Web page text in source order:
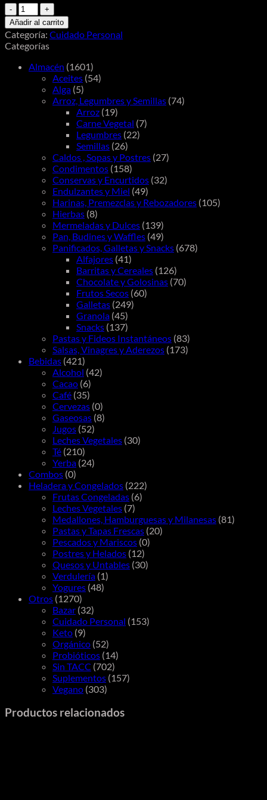
Sri
Sri
Sudanta
Pasta
Dental
en
Gel
cantidad
Añadir al carrito
Categoría: Cuidado Personal
Categorías
Almacén (1601)
Aceites (54)
Alga (5)
Arroz, Legumbres y Semillas (74)
Arroz (19)
Carne Vegetal (7)
Legumbres (22)
Semillas (26)
Caldos , Sopas y Postres (27)
Condimentos (158)
Conservas y Encurtidos (32)
Endulzantes y Miel (49)
Harinas, Premezclas y Rebozadores (105)
Hierbas (8)
Mermeladas y Dulces (139)
Pan, Budines y Waffles (49)
Panificados, Galletas y Snacks (678)
Alfajores (41)
Barritas y Cereales (126)
Chocolate y Golosinas (70)
Frutos Secos (60)
Galletas (249)
Granola (45)
Snacks (137)
Pastas y Fideos Instantáneos (83)
Salsas, Vinagres y Aderezos (173)
Bebidas (421)
Alcohol (42)
Cacao (6)
Café (35)
Cervezas (0)
Gaseosas (8)
Jugos (52)
Leches Vegetales (30)
Té (210)
Yerba (24)
Combos (0)
Heladera y Congelados (222)
Frutas Congeladas (6)
Leches Vegetales (7)
Medallones, Hamburguesas y Milanesas (81)
Pastas y Tapas Frescas (20)
Pescados y Mariscos (0)
Postres y Helados (12)
Quesos y Untables (30)
Verdulería (1)
Yogures (48)
Otros (1270)
Bazar (32)
Cuidado Personal (153)
Keto (9)
Orgánico (52)
Probióticos (14)
Sin TACC (702)
Suplementos (157)
Vegano (303)
Productos relacionados